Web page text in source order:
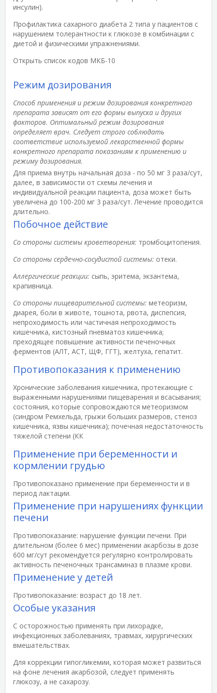
инсулин).
Профилактика сахарного диабета 2 типа у пациентов с
нарушением толерантности к глюкозе в комбинации с
диетой и физическими упражнениями.
Открыть список кодов МКБ-10
Режим дозирования
Способ применения и режим дозирования конкретного
препарата зависят от его формы выпуска и других
факторов. Оптимальный режим дозирования
определяет врач. Следует строго соблюдать
соответствие используемой лекарственной формы
конкретного препарата показаниям к применению и
режиму дозирования.
Для приема внутрь начальная доза - по 50 мг 3 раза/сут,
далее, в зависимости от схемы лечения и
индивидуальной реакции пациента, доза может быть
увеличена до 100-200 мг 3 раза/сут. Лечение проводится
длительно.
Побочное действие
Со стороны системы кроветворения: тромбоцитопения.
Со стороны сердечно-сосудистой системы: отеки.
Аллергические реакции: сыпь, эритема, экзантема,
крапивница.
Со стороны пищеварительной системы: метеоризм,
диарея, боли в животе, тошнота, рвота, диспепсия,
непроходимость или частичная непроходимость
кишечника, кистозный пневматоз кишечника;
преходящее повышение активности печеночных
ферментов (АЛТ, АСТ, ЩФ, ГГТ), желтуха, гепатит.
Противопоказания к применению
Хронические заболевания кишечника, протекающие с
выраженными нарушениями пищеварения и всасывания;
состояния, которые сопровождаются метеоризмом
(синдром Ремхельда, грыжи больших размеров, стеноз
кишечника, язвы кишечника); почечная недостаточность
тяжелой степени (КК
Применение при беременности и
кормлении грудью
Противопоказано применение при беременности и в
период лактации.
Применение при нарушениях функции
печени
Противопоказание: нарушение функции печени. При
длительном (более 6 мес) применении акарбозы в дозе
600 мг/сут рекомендуется регулярно контролировать
активность печеночных трансаминаз в плазме крови.
Применение у детей
Противопоказание: возраст до 18 лет.
Особые указания
С осторожностью применять при лихорадке,
инфекционных заболеваниях, травмах, хирургических
вмешательствах.
Для коррекции гипогликемии, которая может развиться
на фоне лечения акарбозой, следует применять
глюкозу, а не сахарозу.